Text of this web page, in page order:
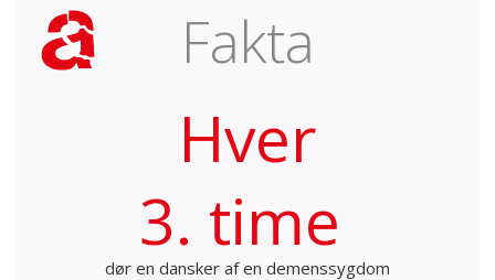
Fakta
Hver
3. time
dør en dansker af en demenssygdom